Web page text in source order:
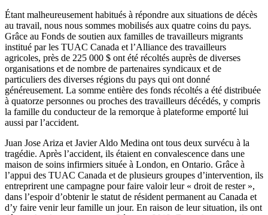
Étant malheureusement habitués à répondre aux situations de décès
au travail, nous nous sommes mobilisés aux quatre coins du pays.
Grâce au Fonds de soutien aux familles de travailleurs migrants
institué par les TUAC Canada et l’Alliance des travailleurs
agricoles, près de 225 000 $ ont été récoltés auprès de diverses
organisations et de nombre de partenaires syndicaux et de
particuliers des diverses régions du pays qui ont donné
généreusement. La somme entière des fonds récoltés a été distribuée
à quatorze personnes ou proches des travailleurs décédés, y compris
la famille du conducteurde la remorque à plateforme emporté lui
aussi parl’accident.
Juan Jose Ariza et Javier Aldo Medina ont tous deux survécu à la
tragédie. Après l’accident, ils étaient en convalescence dans une
maison de soins infirmiers située à London, en Ontario. Grâce à
l’appui des TUAC Canada et de plusieurs groupes d’intervention, ils
entreprirent une campagne pour faire valoir leur« droit de rester »,
dans l’espoir d’obtenirle statut de résident permanent au Canada et
d’y faire venir leur famille un jour. En raison de leursituation, ils ont